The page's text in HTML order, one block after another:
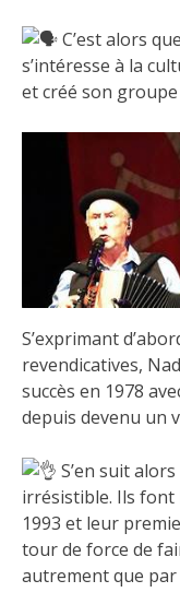
C’est alors
s’intéresse à la
et créé son
S’exprimant
revendicatives,
succès en 1978
depuis devenu un
S’en suit
irrésistible. Ils font
1993 et leur
tour de force de
autrement que par